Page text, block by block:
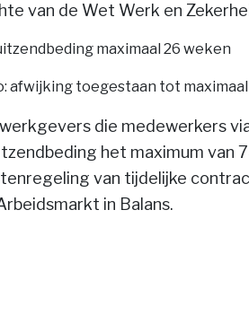
van de Wet Werk en
maximaal 26 weken
afwijking toegestaan tot
die medewerkers
het maximum van
van tijdelijke
in Balans.